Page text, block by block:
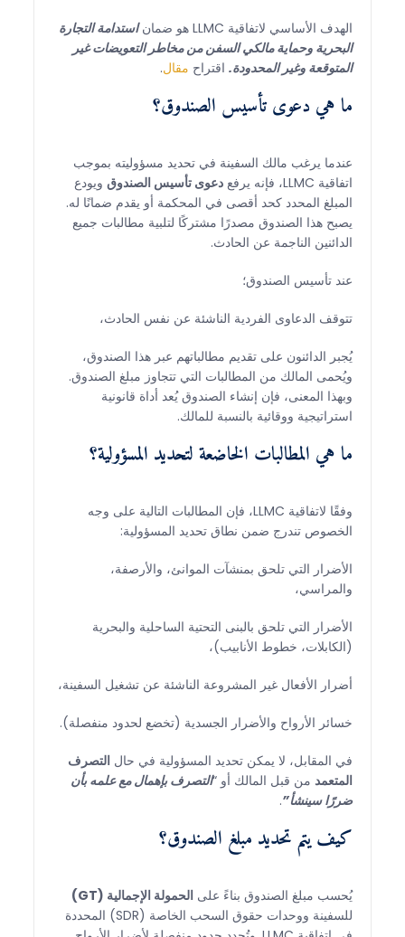
الهدف الأساسي لاتفاقية LLMC هو ضمان
استدامة التجارة
البحرية وحماية مالكي السفن من مخاطر التعويضات غير
المتوقعة وغير المحدودة. اقتراح مقال.
ما هي دعوى تأسيس الصندوق؟
عندما يرغب مالك السفينة في تحديد مسؤوليته بموجب
اتفاقية LLMC، فإنه يرفع
دعوى تأسيس الصندوق ويودع
المبلغ المحدد كحد أقصى في المحكمة أو يقدم ضمانًا له.
يصبح هذا الصندوق مصدرًا مشتركًا لتلبية مطالبات جميع
الدائنين الناجمة عن الحادث.
عند تأسيس الصندوق؛
تتوقف الدعاوى الفردية الناشئة عن نفس الحادث،
يُجبر الدائنون على تقديم مطالباتهم عبر هذا الصندوق،
ويُحمى المالك من المطالبات التي تتجاوز مبلغ الصندوق.
وبهذا المعنى، فإن إنشاء الصندوق يُعد أداة قانونية
استراتيجية ووقائية بالنسبة للمالك.
ما هي المطالبات الخاضعة لتحديد المسؤولية؟
وفقًا لاتفاقية LLMC، فإن المطالبات التالية على وجه
الخصوص تندرج ضمن نطاق تحديد المسؤولية:
الأضرار التي تلحق بمنشآت الموانئ، والأرصفة،
والمراسي،
الأضرار التي تلحق بالبنى التحتية الساحلية والبحرية
(الكابلات، خطوط الأنابيب)،
أضرار الأفعال غير المشروعة الناشئة عن تشغيل السفينة،
خسائر الأرواح والأضرار الجسدية (تخضع لحدود منفصلة).
في المقابل، لا يمكن تحديد المسؤولية في حالالتصرف
المتعمد من قبل المالك أو “التصرف بإهمال مع علمه بأن
ضررًا سينشأ”.
كيف يتم تحديد مبلغ الصندوق؟
يُحسب مبلغ الصندوق بناءً علىالحمولة الإجمالية (GT)
للسفينة ووحدات حقوق السحب الخاصة (SDR) المحددة